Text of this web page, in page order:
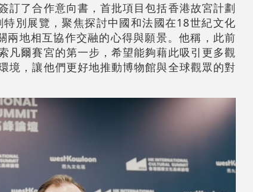
訂了合作意向書，首批項目包括香港故宮計劃
別展覽，聚焦探討中國和法國在18世紀文化
地相互協作交融的心得與願景。他稱，此前
凡爾賽宮的第一步，希望能夠藉此吸引更多觀
境，讓他們更好地推動博物館與全球觀眾的對